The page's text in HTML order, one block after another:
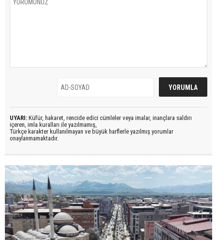
UYARI: Küfür, hakaret, rencide edici cümleler veya imalar, inançlara saldırı
içeren, imla kuralları ile yazılmamış,
Türkçe karakter kullanılmayan ve büyük harflerle yazılmış yorumlar
onaylanmamaktadır.